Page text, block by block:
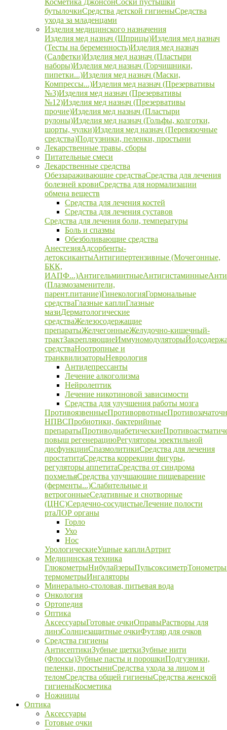
Косметика ДжонсонСоски пустышки
бутылочкиСредства детской гигиеныСредства
ухода за младенцами
Изделия медицинского назначения
Изделия мед назнач (Шприцы)Изделия мед назнач
(Тесты на беременность)Изделия мед назнач
(Салфетки)Изделия мед назнач (Пластыри
наборы)Изделия мед назнач (Горчишники,
пипетки...)Изделия мед назнач (Маски,
Компрессы...)Изделия мед назнач (Презервативы
№3)Изделия мед назнач (Презервативы
№12)Изделия мед назнач (Презервативы
прочие)Изделия мед назнач (Пластыри
рулоны)Изделия мед назнач (Гольфы, колготки,
шорты, чулки)Изделия мед назнач (Перевязочные
средства)Подгузники, пеленки, простыни
Лекарственные травы, сборы
Питательные смеси
Лекарственные средства
Обеззараживающие средстваСредства для лечения
болезней кровиСредства для нормализации
обмена веществ
Средства для лечения костей
Средства для лечения суставов
Средства для лечения боли, температуры
Боль и спазмы
Обезболивающие средства
АнестезияАдсорбенты-
детоксикантыАнтигипертензивные (Мочегонные,
БКК,
ИАПФ...)АнтигельминтныеАнтигистаминные
(Плазмозаменители,
парент.питание)ГинекологияГормональные
средстваГлазные каплиГлазные
мазиДерматологические
средстваЖелезосодержащие
препаратыЖелчегонныеЖелудочно-кишечный-
трактЗакрепляющиеИммуномодуляторы
средстваНоотропные и
транквилизаторыНеврология
Антидепрессанты
Лечение алкоголизма
Нейролептик
Лечение никотиновой зависимости
Средства для улучшения работы мозга
ПротивоязвенныеПротиворвотные
НПВСПробиотики, бактерийные
препаратыПротиводиабетические
повыш регенерациюРегуляторы эректильной
дисфункцииСпазмолитикиСредства для лечения
простатитаСредства коррекции фигуры,
регуляторы аппетитаСредства от синдрома
похмельяСредства улучшающие пищеварение
(ферменты...)Слабительные и
ветрогонныеСедативные и снотворные
(ЦНС)Сердечно-сосудистыеЛечение полости
ртаЛОР органы
Горло
Ухо
Нос
УрологическиеУшные каплиАртрит
Медицинская техника
ГлюкометрыНибулайзерыПульсоксиметрТонометры
термометрыИнгаляторы
Минерально-столовая, питьевая вода
Онкология
Ортопедия
Оптика
АксессуарыГотовые очкиОправыРастворы для
линзСолнцезащитные очкиФутляр для очков
Средства гигиены
АнтисептикиЗубные щеткиЗубные нити
(Флоссы)Зубные пасты и порошкиПодгузники,
пеленки, простыниСредства ухода за лицом и
теломСредства общей гигиеныСредства женской
гигиеныКосметика
Ножницы
Оптика
Аксессуары
Готовые очки